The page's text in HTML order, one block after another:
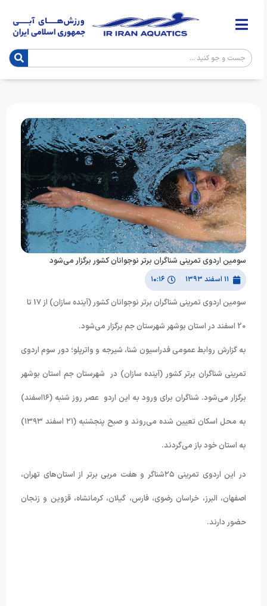
سومین اردوی تمرینی شناگران برتر نوجوانان کشور برگزار می‌شود
۱۱ اسفند ۱۳۹۳ ۱۰:۱۶
سومین اردوی تمرینی شناگران برتر نوجوانان کشور (آینده سازان) از 17 تا
20 اسفند در استان بوشهر شهرستان جم برگزار می‌شود.
به گزارش روابط عمومی فدراسیون شنا، شیرجه و واترپلو؛ دور سوم اردوی
تمرینی شناگران برتر کشور (آینده سازان) در شهرستان جم استان بوشهر
برگزار می‌شود. شناگران برای ورود به این اردو عصر روز شنبه (۱۶اسفند)
به محل اسکان تعیین شده می‌روند و صبح پنجشنبه (۲۱ اسفند ۱۳۹۳)
به استان خود باز می‌گردند.
در این اردوی تمرینی ۲۵شناگر و هفت مربی برتر از استان‌های تهران،
اصفهان، البرز، خراسان رضوی، فارس، گیلان، کرمانشاه، قزوین و زنجان
حضور دارند.